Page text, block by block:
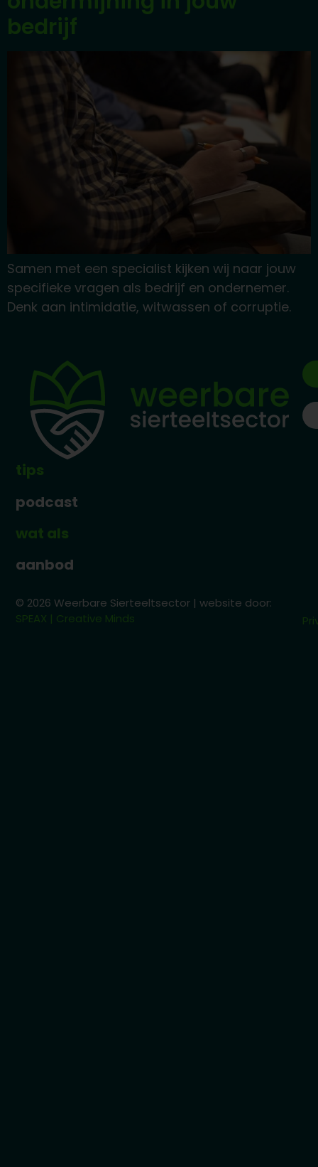
bedrijf
Samen met een specialist kijken wij naar jouw
specifieke vragen als bedrijf en ondernemer.
Denk aan intimidatie, witwassen of corruptie.
tips
podcast
wat als
aanbod
© 2026 Weerbare Sierteeltsector | website door:
SPEAX | Creative Minds